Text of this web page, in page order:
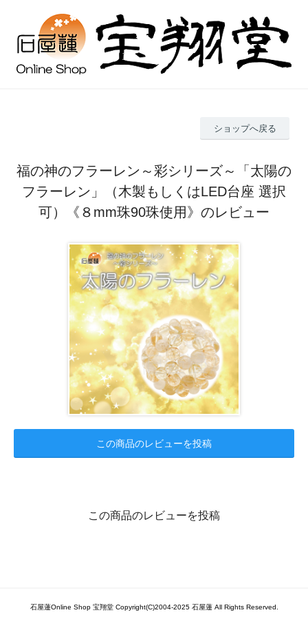
ショップへ戻る
福の神のフラーレン～彩シリーズ～「太陽の
フラーレン」（木製もしくはLED台座 選択
可）《８mm珠90珠使用》のレビュー
この商品のレビューを投稿
この商品のレビューを投稿
石屋蓮Online Shop 宝翔堂 Copyright(C)2004-2025 石屋蓮 All Rights Reserved.